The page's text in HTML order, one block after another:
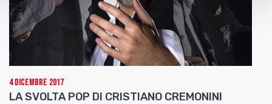
4 Dicembre 2017
LA SVOLTA POP DI CRISTIANO CREMONINI